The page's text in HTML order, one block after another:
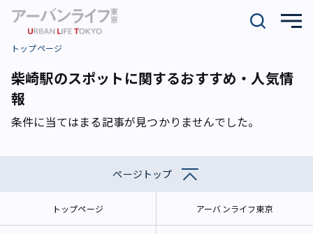
トップページ
柴崎駅のスポットに関するおすすめ・人気情
報
条件に当てはまる記事が見つかりませんでした。
ページトップ
トップページ アーバンライフ東京